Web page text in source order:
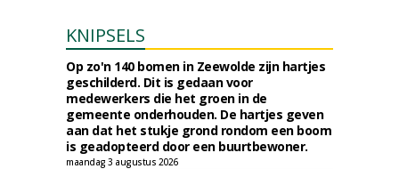
KNIPSELS
Op zo'n 140 bomen in Zeewolde zijn hartjes
geschilderd. Dit is gedaan voor
medewerkers die het groen in de
gemeente onderhouden. De hartjes geven
aan dat het stukje grond rondom een boom
is geadopteerd door een buurtbewoner.
maandag 3 augustus 2026